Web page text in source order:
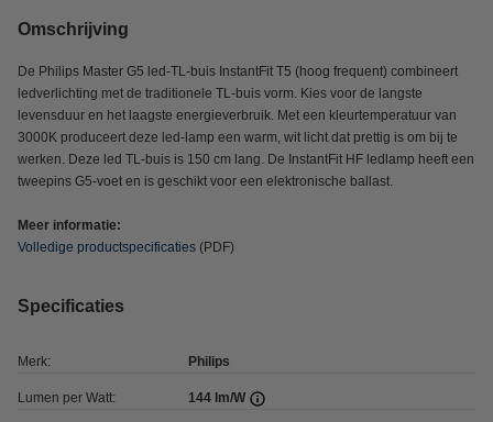
Omschrijving
De Philips Master G5 led-TL-buis InstantFit T5 (hoog frequent) combineert
ledverlichting met de traditionele TL-buis vorm. Kies voor de langste
levensduur en het laagste energieverbruik. Met een kleurtemperatuur van
3000K produceert deze led-lamp een warm, wit licht dat prettig is om bij te
werken. Deze led TL-buis is 150 cm lang. De InstantFit HF ledlamp heeft een
tweepins G5-voet en is geschikt voor een elektronische ballast.
Meer informatie:
Volledige productspecificaties (PDF)
Specificaties
Merk: Philips
Lumen per Watt: 144 lm/W